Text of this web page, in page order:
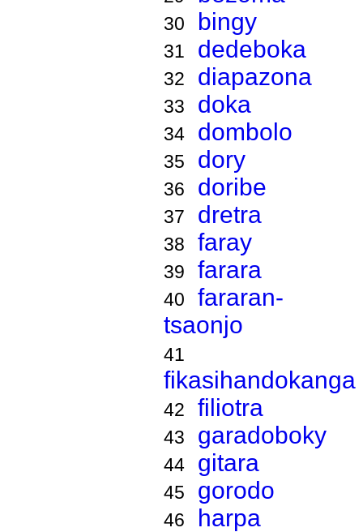
30 bingy
31 dedeboka
32 diapazona
33 doka
34 dombolo
35 dory
36 doribe
37 dretra
38 faray
39 farara
40
fararan-
tsaonjo
41
fikasihandokanga
42 filiotra
43 garadoboky
44 gitara
45 gorodo
46 harpa